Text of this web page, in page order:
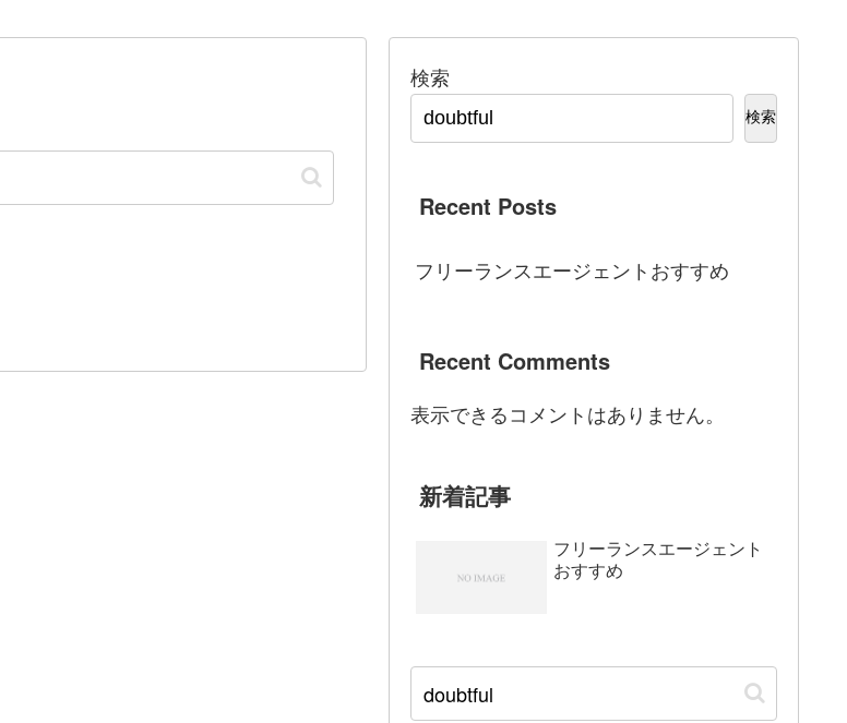
検索
検索
Recent Posts
フリーランスエージェントおすすめ
Recent Comments
表示できるコメントはありません。
新着記事
フリーランスエージェント
おすすめ